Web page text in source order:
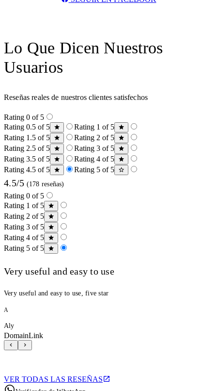
Lo Que Dicen Nuestros
Usuarios
Reseñas reales de nuestros clientes satisfechos
Rating 0 of 5
Rating 0.5 of 5
Rating 1 of 5
Rating 1.5 of 5
Rating 2 of 5
Rating 2.5 of 5
Rating 3 of 5
Rating 3.5 of 5
Rating 4 of 5
Rating 4.5 of 5
Rating 5 of 5
4.5/5 (178 reseñas)
Rating 0 of 5
Rating 1 of 5
Rating 2 of 5
Rating 3 of 5
Rating 4 of 5
Rating 5 of 5
Very useful and easy to use
Very useful and easy to use, five star
A
Aly
DomainLink
VER TODAS LAS RESEÑAS